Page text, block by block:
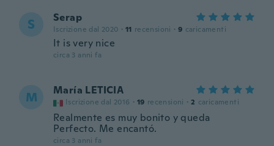
S Serap
Iscrizione dal 2020 · 11 recensioni · 9 caricamenti
It is very nice
circa 3 anni fa
M María LETICIA
Iscrizione dal 2016 · 19 recensioni · 2 caricamenti
Realmente es muy bonito y queda
Perfecto. Me encantó.
circa 3 anni fa